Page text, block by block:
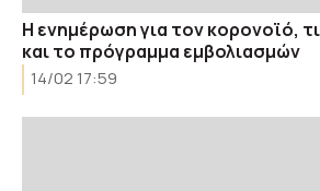
Η ενημέρωση για τον κορονοϊό,
και το πρόγραμμα εμβολιασμών
14/02 17:59